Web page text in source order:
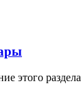
этого раздела